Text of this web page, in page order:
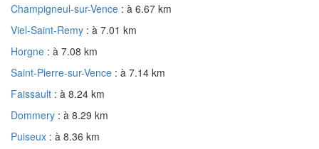
Champigneul-sur-Vence : à 6.67 km
Viel-Saint-Remy : à 7.01 km
Horgne : à 7.08 km
Saint-Pierre-sur-Vence : à 7.14 km
Faissault : à 8.24 km
Dommery : à 8.29 km
Puiseux : à 8.36 km